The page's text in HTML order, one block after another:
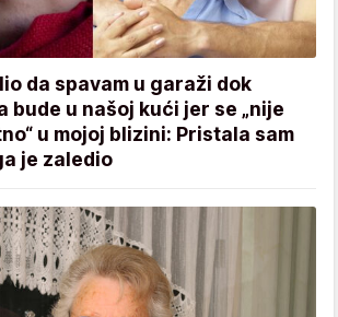
da spavam u garaži dok
bude u našoj kući jer se „nije
u mojoj blizini: Pristala sam
je zaledio